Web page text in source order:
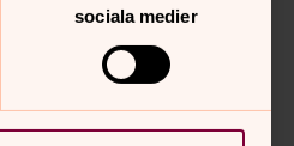
sociala medier